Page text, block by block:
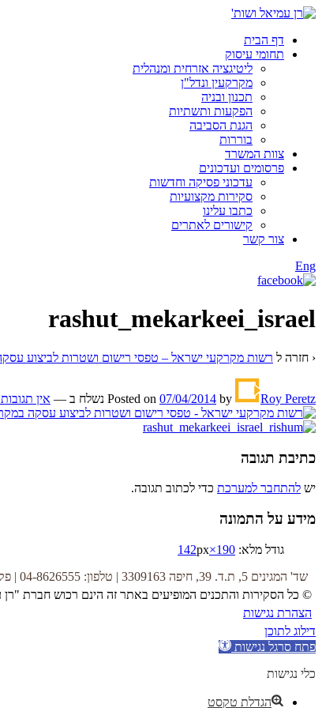
דף הבית
תחומי עיסוק
ליטיגציה אזרחית ומנהלית
מקרקעין ונדל"ן
תכנון ובניה
הפקעות ותשתיות
הגנת הסביבה
בוררות
צוות המשרד
פרסומים ועדכונים
עדכוני פסיקה וחדשות
סקירות מקצועיות
כתבו עלינו
קישורים לאתרים
צור קשר
Eng
rashut_mekarkeei_israel
‹ חזרה ל רשות מקרקעי ישראל – טפסי רישום ושטרות לביצוע
Posted on 07/04/2014 by Roy Peretz נשלח ב — אין
כתיבת תגובה
יש להתחבר למערכת כדי לכתוב תגובה.
מידע על התמונה
גודל מלא: 190×142
px
שד' המגינים 5, ת.ד. 39, חיפה 3309163 | טלפון: 04-8626555 | פקס: 04-8622996 |
© כל הסקירות והתכנים המופיעים באתר זה הינם רכוש חברת
הצהרת נגישות
דילוג לתוכן
פתח סרגל נגישות
כלי נגישות
הגדלת טקסט